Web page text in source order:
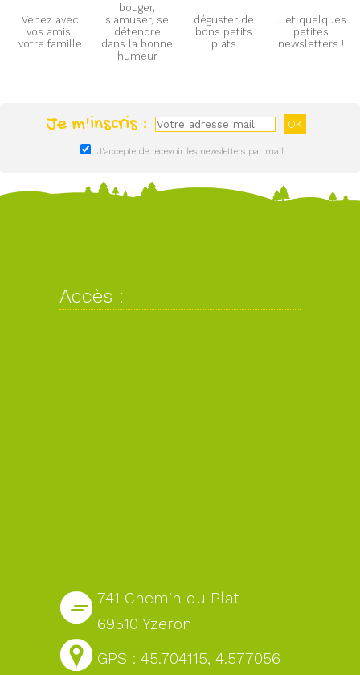
Venez avec
vos amis,
votre famille
bouger,
s'amuser, se
détendre
dans la bonne
humeur
déguster de
bons petits
plats
... et quelques
petites
newsletters !
Je m'inscris :
J'accepte de recevoir les newsletters par mail
Accès :
741 Chemin du Plat
69510 Yzeron
GPS : 45.704115, 4.577056